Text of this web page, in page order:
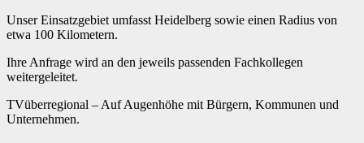
Unser Einsatzgebiet umfasst Heidelberg sowie einen Radius von
etwa 100 Kilometern.
Ihre Anfrage wird an den jeweils passenden Fachkollegen
weitergeleitet.
TVüberregional – Auf Augenhöhe mit Bürgern, Kommunen und
Unternehmen.